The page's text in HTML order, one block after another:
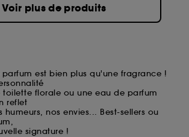
Voir plus de produits
parfum est bien plus qu'une fragrance !
florale ou une eau de parfum
reflet
nos envies... Best-sellers ou
signature !